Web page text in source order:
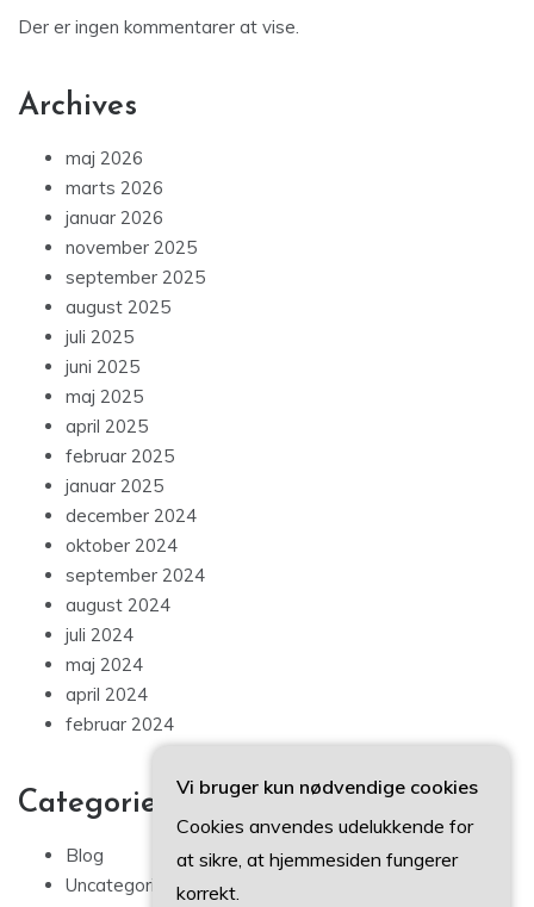
Der er ingen kommentarer at vise.
Archives
maj 2026
marts 2026
januar 2026
november 2025
september 2025
august 2025
juli 2025
juni 2025
maj 2025
april 2025
februar 2025
januar 2025
december 2024
oktober 2024
september 2024
august 2024
juli 2024
maj 2024
april 2024
februar 2024
Categories
Blog
Uncategorized
Vi bruger kun nødvendige cookies
Cookies anvendes udelukkende for
at sikre, at hjemmesiden fungerer
korrekt.